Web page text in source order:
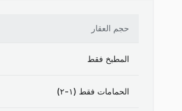
حجم العقار
المطبخ فقط
الحمامات فقط (١-٢)